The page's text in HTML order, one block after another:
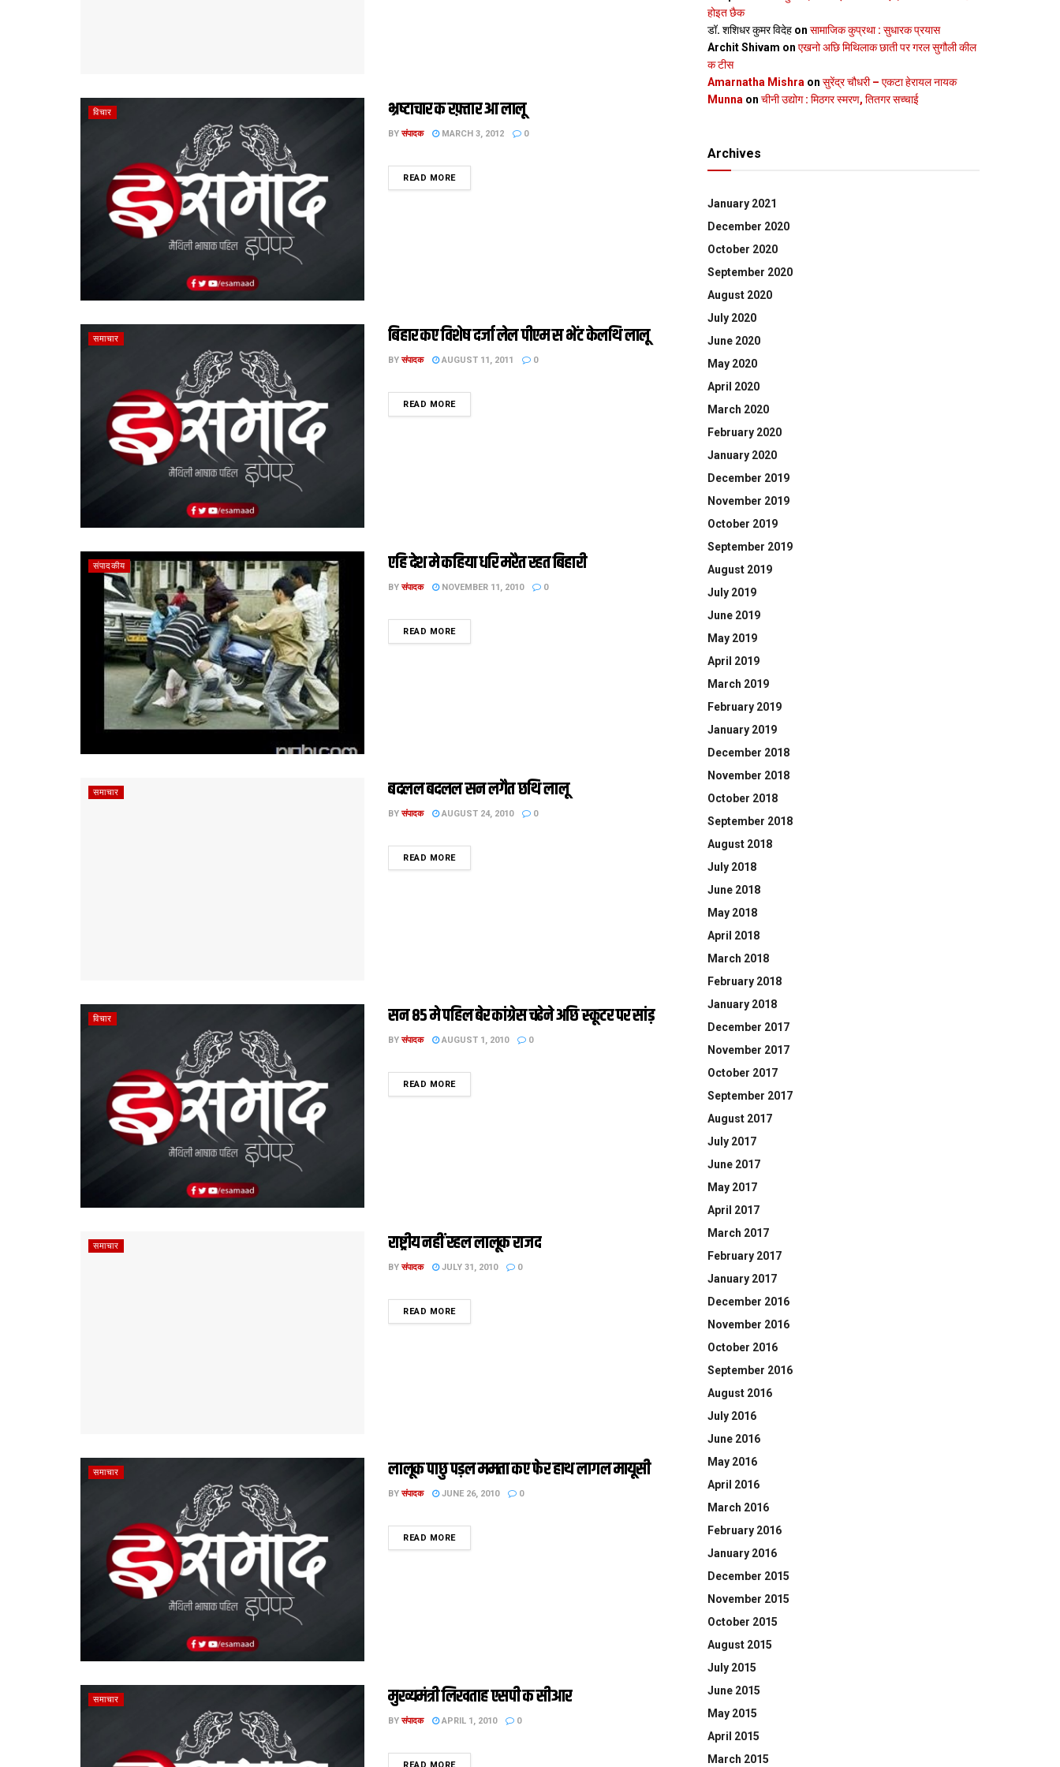
विचार भ्रष्‍टाचार क रफ़्तार आ लालू
BY संपादक MARCH 3, 2012 0
READ MOREDETAILS
समाचार बिहार कए विशेष दर्जा लेल पीएम स भेंट केलथि लालू
BY संपादक AUGUST 11, 2011 0
READ MOREDETAILS
संपादकीय एहि देश मे कहिया धरि मरैत रहत बिहारी
BY संपादक NOVEMBER 11, 2010 0
READ MOREDETAILS
समाचार बदलल बदलल सन लगैत छथि लालू
BY संपादक AUGUST 24, 2010 0
READ MOREDETAILS
विचार सन 85 मे पहिल बेर कांग्रेस चढेने अछि स्कूटर पर सांड़
BY संपादक AUGUST 1, 2010 0
READ MOREDETAILS
समाचार राष्ट्रीय नहीं रहल लालूक राजद
BY संपादक JULY 31, 2010 0
READ MOREDETAILS
समाचार लालूक पाछु पड़ल ममता कए फेर हाथ लागल मायूसी
BY संपादक JUNE 26, 2010 0
READ MOREDETAILS
समाचार मुख्यमंत्री लिखताह एसपी क सीआर
BY संपादक APRIL 1, 2010 0
READ MOREDETAILS
होइत छैक
डॉ. शशिधर कुमर विदेह on सामाजिक कुप्रथा : सुधारक प्रयास
Archit Shivam on एखनो अछि मिथिलाक छाती पर गरल सुगौली कील
क टीस
Amarnatha Mishra on सुरेंद्र चौधरी – एकटा हेरायल नायक
Munna on चीनी उद्योग : मिठगर स्‍मरण, तितगर सच्‍चाई
Archives
January 2021
December 2020
October 2020
September 2020
August 2020
July 2020
June 2020
May 2020
April 2020
March 2020
February 2020
January 2020
December 2019
November 2019
October 2019
September 2019
August 2019
July 2019
June 2019
May 2019
April 2019
March 2019
February 2019
January 2019
December 2018
November 2018
October 2018
September 2018
August 2018
July 2018
June 2018
May 2018
April 2018
March 2018
February 2018
January 2018
December 2017
November 2017
October 2017
September 2017
August 2017
July 2017
June 2017
May 2017
April 2017
March 2017
February 2017
January 2017
December 2016
November 2016
October 2016
September 2016
August 2016
July 2016
June 2016
May 2016
April 2016
March 2016
February 2016
January 2016
December 2015
November 2015
October 2015
August 2015
July 2015
June 2015
May 2015
April 2015
March 2015